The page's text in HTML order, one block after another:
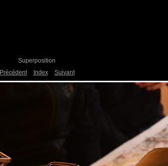
Superposition
Précédent
Index Suivant